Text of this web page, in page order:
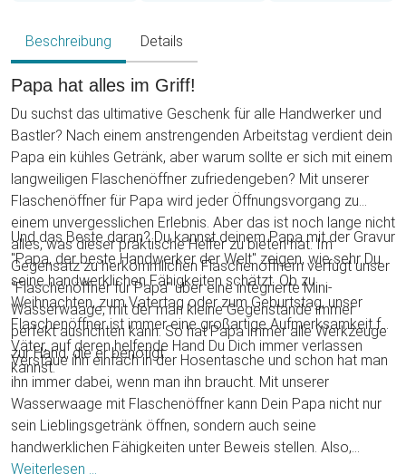
Beschreibung Details
Papa hat alles im Griff!
Du suchst das ultimative Geschenk für alle Handwerker und
Bastler? Nach einem anstrengenden Arbeitstag verdient dein
Papa ein kühles Getränk, aber warum sollte er sich mit einem
langweiligen Flaschenöffner zufriedengeben? Mit unserer
Flaschenöffner für Papa wird jeder Öffnungsvorgang zu
einem unvergesslichen Erlebnis. Aber das ist noch lange nicht
alles, was dieser praktische Helfer zu bieten hat. Im
Gegensatz zu herkömmlichen Flaschenöffnern verfügt unser
"Flaschenöffner für Papa" über eine integrierte Mini-
Wasserwaage, mit der man kleine Gegenstände immer
perfekt ausrichten kann. So hat Papa immer alle Werkzeuge
zur Hand, die er benötigt.
Und das Beste daran? Du kannst deinem Papa mit der Gravur
"Papa, der beste Handwerker der Welt" zeigen, wie sehr Du
seine handwerklichen Fähigkeiten schätzt. Ob zu
Weihnachten, zum Vatertag oder zum Geburtstag, unser
Flaschenöffner ist immer eine großartige Aufmerksamkeit für
Väter, auf deren helfende Hand Du Dich immer verlassen
kannst.
Verstaue ihn einfach in der Hosentasche und schon hat man
ihn immer dabei, wenn man ihn braucht. Mit unserer
Wasserwaage mit Flaschenöffner kann Dein Papa nicht nur
sein Lieblingsgetränk öffnen, sondern auch seine
handwerklichen Fähigkeiten unter Beweis stellen. Also,
worauf wartest Du noch? Überrasche Deinen Papa mit
Weiterlesen ...